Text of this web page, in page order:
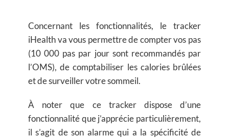
Concernant les fonctionnalités, le tracker
iHealth va vous permettre de compter vos pas
(10 000 pas par jour sont recommandés par
l’OMS), de comptabiliser les calories brûlées
et de surveiller votre sommeil.
À noter que ce tracker dispose d’une
fonctionnalité que j’apprécie particulièrement,
il s’agit de son alarme qui a la spécificité de